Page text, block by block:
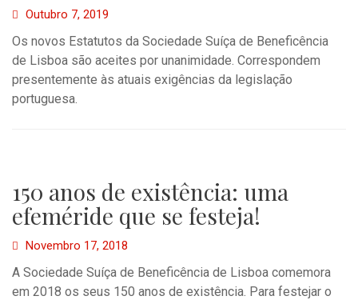
Outubro 7, 2019
Os novos Estatutos da Sociedade Suíça de Beneficência
de Lisboa são aceites por unanimidade. Correspondem
presentemente às atuais exigências da legislação
portuguesa.
150 anos de existência: uma
efeméride que se festeja!
Novembro 17, 2018
A Sociedade Suíça de Beneficência de Lisboa comemora
em 2018 os seus 150 anos de existência. Para festejar o